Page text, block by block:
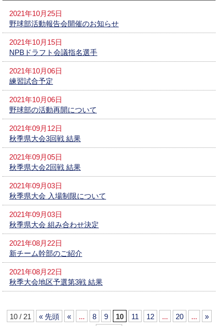
2021年10月25日
野球部活動報告会開催のお知らせ
2021年10月15日
NPBドラフト会議指名選手
2021年10月06日
練習試合予定
2021年10月06日
野球部の活動再開について
2021年09月12日
秋季県大会3回戦 結果
2021年09月05日
秋季県大会2回戦 結果
2021年09月03日
秋季県大会 入場制限について
2021年09月03日
秋季県大会 組み合わせ決定
2021年08月22日
新チーム幹部のご紹介
2021年08月22日
秋季大会地区予選第3戦 結果
10 / 21 « 先頭 « ... 8 9 10 11 12 ... 20 ...
»